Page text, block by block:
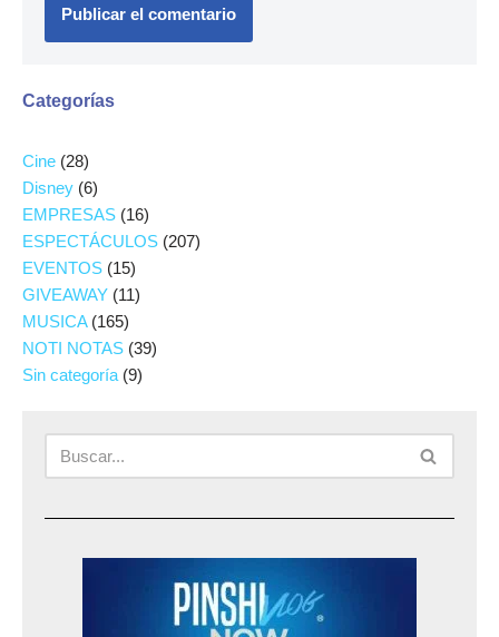
Categorías
Cine (28)
Disney (6)
EMPRESAS (16)
ESPECTÁCULOS (207)
EVENTOS (15)
GIVEAWAY (11)
MUSICA(165)
NOTI NOTAS (39)
Sin categoría (9)